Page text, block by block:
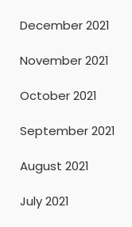
December 2021
November 2021
October 2021
September 2021
August 2021
July 2021